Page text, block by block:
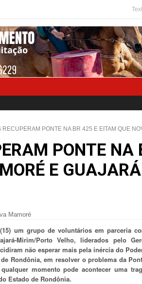
RECUPERAM PONTE NA BR 425 E EITAM QUE
PONTE NA
E
Mamoré
um grupo de voluntários em parceria
Mirim/Porto Velho, liderados pelo
não esperar mais pela inércia do
Rondônia, em resolver o problema da
momento pode acontecer uma
Estado de Rondônia.